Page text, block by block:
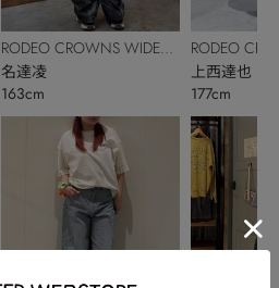
RODEO CROWNS WIDE
BOWL
名達凌
163cm
RODEO
BOWL
上西達也
177cm